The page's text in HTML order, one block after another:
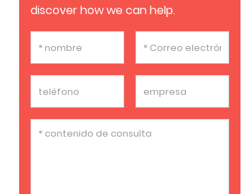
discover how we can help.